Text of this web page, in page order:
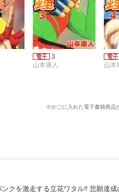
3
山本康人
山本
※かごに入れた電子書籍商品
クを激走する立花ワタル‼ 悲願達